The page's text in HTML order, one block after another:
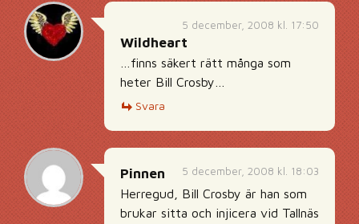
5 december, 2008 kl. 17:50
Wildheart
…finns säkert rätt många som
heter Bill Crosby…
Svara
5 december, 2008 kl. 18:03
Pinnen
Herregud, Bill Crosby är han som
brukar sitta och injicera vid Tallnäs